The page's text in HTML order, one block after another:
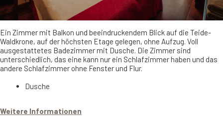
Ein Zimmer mit Balkon und beeindruckendem Blick auf die Teide-
Waldkrone, auf der höchsten Etage gelegen, ohne Aufzug. Voll
ausgestattetes Badezimmer mit Dusche. Die Zimmer sind
unterschiedlich, das eine kann nur ein Schlafzimmer haben und das
andere Schlafzimmer ohne Fenster und Flur.
Dusche
Weitere Informationen